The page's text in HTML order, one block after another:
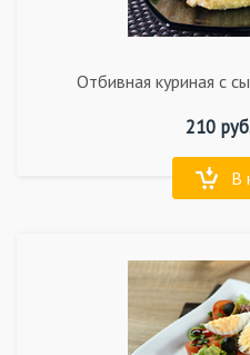
Отбивная куриная с
210
В